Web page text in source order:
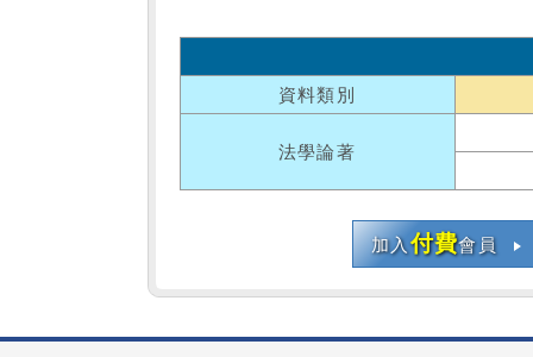
資料類別
法學論著
加入付費會員